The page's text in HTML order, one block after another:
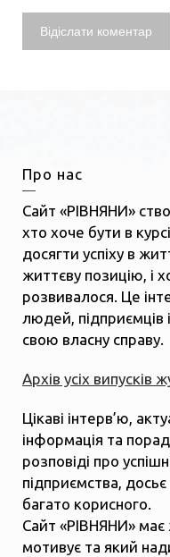
Про нас
Сайт «РІВНЯНИ»
хто хоче бути в
досягти успіху в
життєву позицію, і
розвивалося. Це
людей, підприємців
свою власну справу.
Архів усіх випусків
Цікаві інтерв’ю,
інформація та
розповіді про
підприємства,
багато корисного.
Сайт «РІВНЯНИ»
мотивує та який